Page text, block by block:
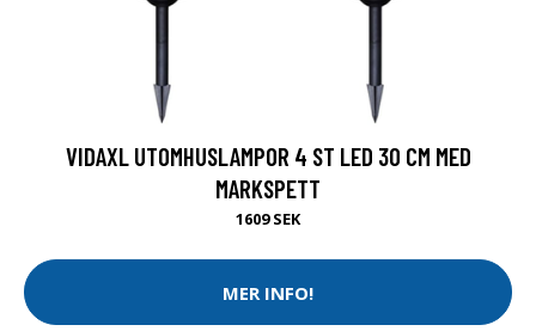
VIDAXL UTOMHUSLAMPOR 4 ST LED 30 CM MED
MARKSPETT
1609 SEK
MER INFO!